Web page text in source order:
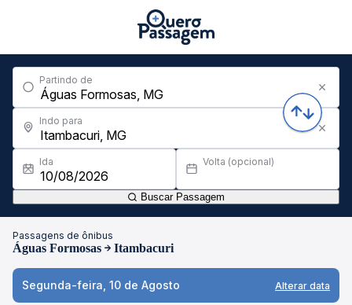
Partindo de
Indo para
Ida Volta (opcional)
Buscar Passagem
Passagens de ônibus
Águas Formosas Itambacuri
Segunda-feira, 10 de Agosto Alterar data